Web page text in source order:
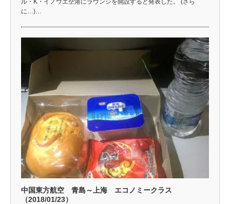
に…)…
中国東方航空 青島～上海 エコノミークラス
（2018/01/23）